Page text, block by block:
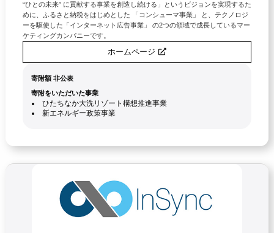
“ひとの未来” に貢献する事業を創造し続ける」というビジョンを実現するた
めに、ふるさと納税をはじめとした 「コンシューマ事業」 と、テクノロジ
ーを駆使した「インターネット広告事業」 の2つの領域で成長しているマー
ケティングカンパニーです。
ホームページ
寄附額 非公表
寄附をいただいた事業
ひたちなか大洗リゾート構想推進事業
新エネルギー政策事業